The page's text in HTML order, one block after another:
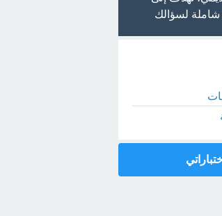
شاملة لسؤالك